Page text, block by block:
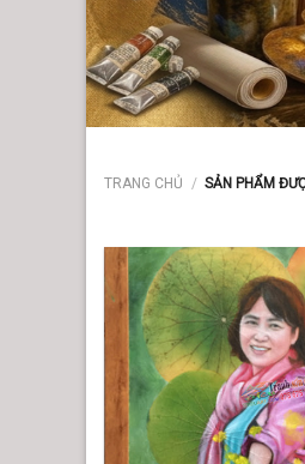
TRANG CHỦ / SẢN PHẨM